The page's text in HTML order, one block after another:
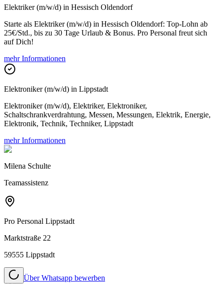
Elektriker (m/w/d) in Hessisch Oldendorf
Starte als Elektriker (m/w/d) in Hessisch Oldendorf: Top-Lohn ab
25€/Std., bis zu 30 Tage Urlaub & Bonus. Pro Personal freut sich
auf Dich!
mehr Informationen
Elektroniker (m/w/d) in Lippstadt
Elektroniker (m/w/d), Elektriker, Elektroniker,
Schaltschrankverdrahtung, Messen, Messungen, Elektrik, Energie,
Elektronik, Technik, Techniker, Lippstadt
mehr Informationen
Milena Schulte
Teamassistenz
Pro Personal Lippstadt
Marktstraße 22
59555 Lippstadt
Über Whatsapp bewerben